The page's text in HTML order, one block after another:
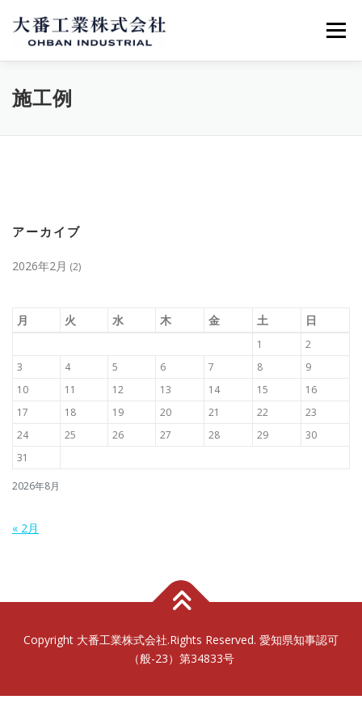
メニュー
会社概要
施工例
アーカイブ
2026年2月 (2)
2026年8月
月 火 水 木 金 土 日
1
2
3
4 5 6 7 8
9
10
11 12 13 14 15
16
17
18 19 20 21 22
23
24
25 26 27 28 29
30
31
« 2月
Copyright 大番工業株式会社.Rights Reserved. 愛知県知事認可
（般-23）第34833号